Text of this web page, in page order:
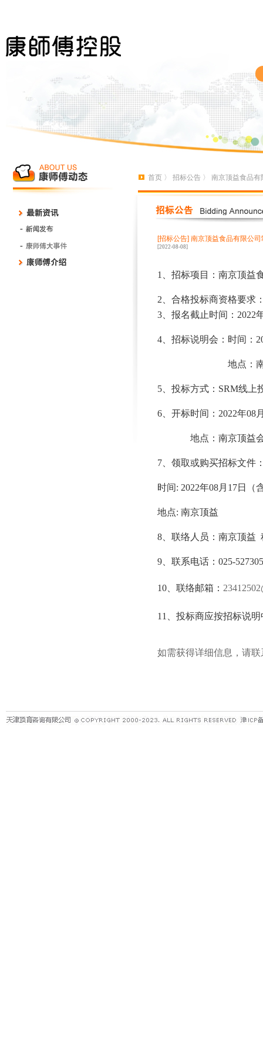
首页 〉 招标公告 〉 南京顶益食品
[招标公告] 南京顶益食品有限公
[2022-08-08]
1 、招标项目： 南京顶益
2 、合格投标商资格要求
3 、报名截止时间： 2022
4 、招标说明会：时间：
地点：
5 、投标方式： SRM线上
6 、开标时间： 2022年08
地点：南京顶益
7 、领取或购买招标文件
时间: 2022年08月 17日（
地点: 南京顶益
8 、联络人员：南京顶益
9 、联系电话： 025-
10 、联络邮箱：
11 、投标商应按招标说
如需获得详细信息，请联